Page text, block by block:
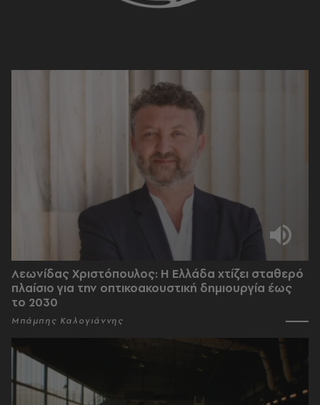
Λεωνίδας Χριστόπουλος: Η Ελλάδα χτίζει σταθερό
πλαίσιο για την οπτικοακουστική δημιουργία έως
το 2030
Μπάμπης Καλογιάννης